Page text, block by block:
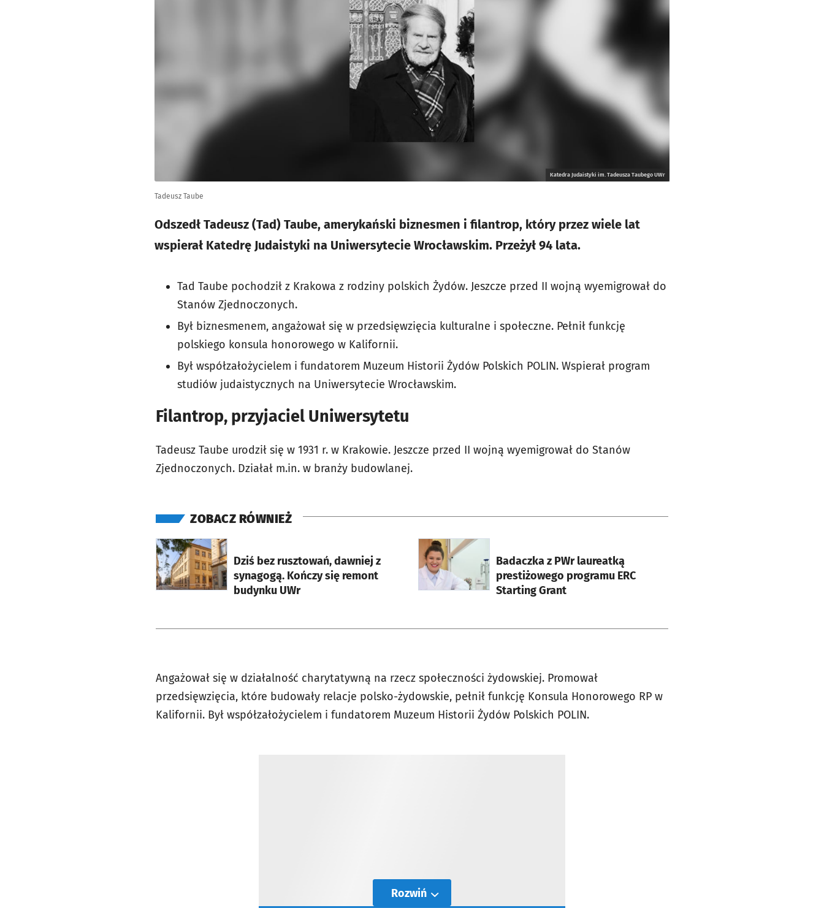
Katedra Judaistyki im. Tadeusza Taubego UWr
Tadeusz Taube
Odszedł Tadeusz (Tad) Taube, amerykański biznesmen i filantrop, który przez wiele lat
wspierał Katedrę Judaistyki na Uniwersytecie Wrocławskim. Przeżył 94 lata.
Tad Taube pochodził z Krakowa z rodziny polskich Żydów. Jeszcze przed II wojną wyemigrował do
Stanów Zjednoczonych.
Był biznesmenem, angażował się w przedsięwzięcia kulturalne i społeczne. Pełnił funkcję
polskiego konsula honorowego w Kalifornii.
Był współzałożycielem i fundatorem Muzeum Historii Żydów Polskich POLIN. Wspierał program
studiów judaistycznych na Uniwersytecie Wrocławskim.
Filantrop, przyjaciel Uniwersytetu
Tadeusz Taube urodził się w 1931 r. w Krakowie. Jeszcze przed II wojną wyemigrował do Stanów
Zjednoczonych. Działał m.in. w branży budowlanej.
ZOBACZ RÓWNIEŻ
Dziś bez rusztowań, dawniej z
synagogą. Kończy się remont
budynku UWr
otworzy się w nowej karcie
Badaczka z PWr laureatką
prestiżowego programu ERC
Starting Grant
otworzy się w nowej karcie
Angażował się w działalność charytatywną na rzecz społeczności żydowskiej. Promował
przedsięwzięcia, które budowały relacje polsko-żydowskie, pełnił funkcję Konsula Honorowego RP w
Kalifornii. Był współzałożycielem i fundatorem Muzeum Historii Żydów Polskich POLIN.
Rozwiń